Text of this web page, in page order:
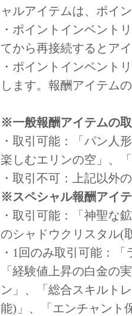
ャルアイテムは、ポイ
・ポイントインベント
てから再接続するとア
・ポイントインベント
します。報酬アイテム
※一般報酬アイテムの
・取引可能：「パン人
楽しむエリンの空」、
・取引不可：上記以外
※スペシャル報酬アイ
・取引可能：「神聖な
のシャドウクリスタル(
・1回のみ取引可能：
「経験値上昇の白金の
ン」、「総合スキルト
能)」、「エンチャント